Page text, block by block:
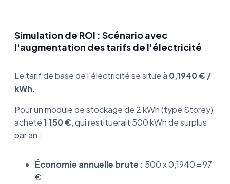
Simulation de ROI : Scénario avec
l'augmentation des tarifs de l'électricité
Le tarif de base de l'électricité se situe à 0,1940 € /
kWh.
Pour un module de stockage de 2 kWh (type Storey)
acheté1 150 €, qui restituerait 500 kWh de surplus
par an :
Économie annuelle brute : 500 x 0,1940 = 97
€